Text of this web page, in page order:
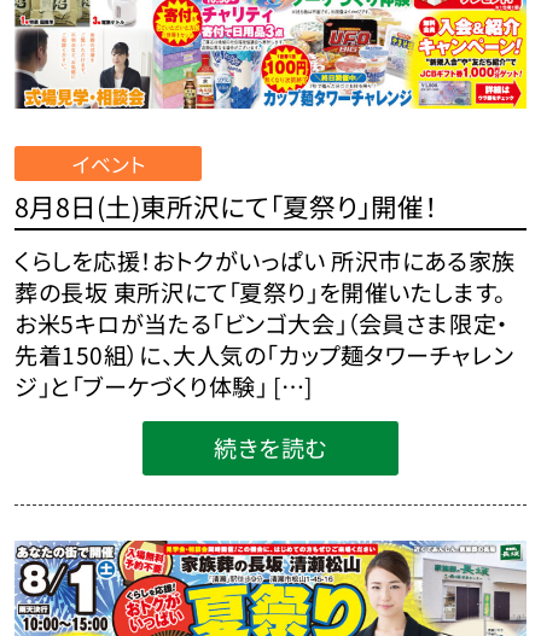
イベント
8月8日(土)東所沢にて「夏祭り」開催！
くらしを応援！おトクがいっぱい 所沢市にある家族
葬の長坂 東所沢にて「夏祭り」を開催いたします。
お米5キロが当たる「ビンゴ大会」（会員さま限定・
先着150組）に、大人気の「カップ麺タワーチャレン
ジ」と「ブーケづくり体験」 […]
続きを読む